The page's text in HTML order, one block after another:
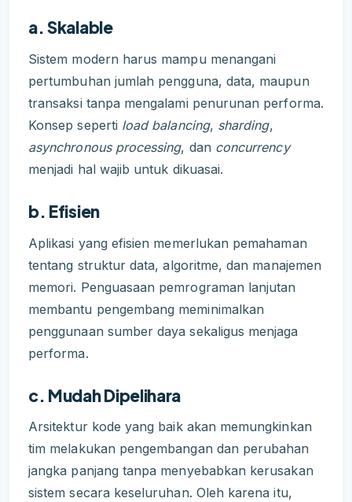
a. Skalable
Sistem modern harus mampu menangani
pertumbuhan jumlah pengguna, data, maupun
transaksi tanpa mengalami penurunan performa.
Konsep seperti load balancing, sharding,
asynchronous processing, dan concurrency
menjadi hal wajib untuk dikuasai.
b. Efisien
Aplikasi yang efisien memerlukan pemahaman
tentang struktur data, algoritme, dan manajemen
memori. Penguasaan pemrograman lanjutan
membantu pengembang meminimalkan
penggunaan sumber daya sekaligus menjaga
performa.
c. Mudah Dipelihara
Arsitektur kode yang baik akan memungkinkan
tim melakukan pengembangan dan perubahan
jangka panjang tanpa menyebabkan kerusakan
sistem secara keseluruhan. Oleh karena itu,